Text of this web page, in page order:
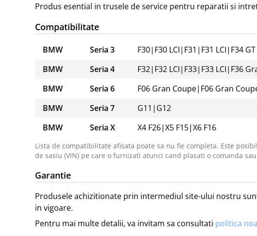
Produs esential in trusele de service pentru reparatii si
Compatibilitate
BMW Seria 3 F30| F30 LCI| F31 | F31 LCI| F34 GT
BMW
Seria 4 F32| F32 LCI| F33| F33 LCI| F36
BMW
Seria 6 F06 Gran Coupe| F06 Gran
BMW
Seria 7 G11 | G12
BMW
Seria X X4 F26|X5 F15|X6 F16
Lista de compatibilitate afisata poate sa nu fie completa. Este
de sasiu (VIN) pe care o furnizati atunci cand plasati o comanda
Garantie
Produsele achizitionate prin intermediul site-ului nostru
in vigoare.
Pentru mai multe detalii, va invitam sa consultati politica